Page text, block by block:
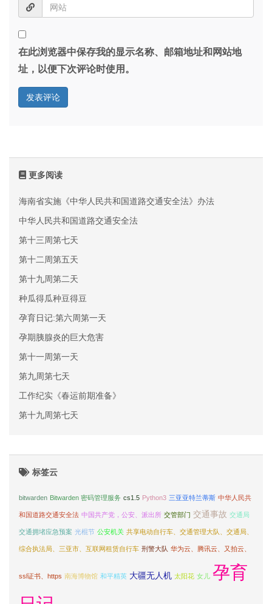
在此浏览器中保存我的显示名称、邮箱地址和网站地
址，以便下次评论时使用。
更多阅读
海南省实施《中华人民共和国道路交通安全法》办法
中华人民共和国道路交通安全法
第十三周第七天
第十二周第五天
第十九周第二天
种瓜得瓜种豆得豆
孕育日记:第六周第一天
孕期胰腺炎的巨大危害
第十一周第一天
第九周第七天
工作纪实《春运前期准备》
第十九周第七天
标签云
bitwarden Bitwarden 密码管理服务 cs1.5 Python3 三亚亚特兰蒂斯 中华人民共
和国道路交通安全法 中国共产党，公安、派出所 交管部门 交通事故 交通局
交通拥堵应急预案 光棍节 公安机关 共享电动自行车、交通管理大队、交通局、
综合执法局、三亚市、互联网租赁自行车 刑警大队 华为云、腾讯云、又拍云、
ssl证书、https 南海博物馆 和平精英 大疆无人机 太阳花 女儿 孕育